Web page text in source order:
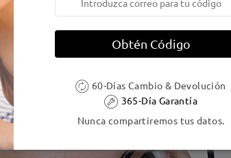
Obtén Código
60-Días Cambio & Devolución
365-Día Garantía
Nunca compartiremos tus datos.